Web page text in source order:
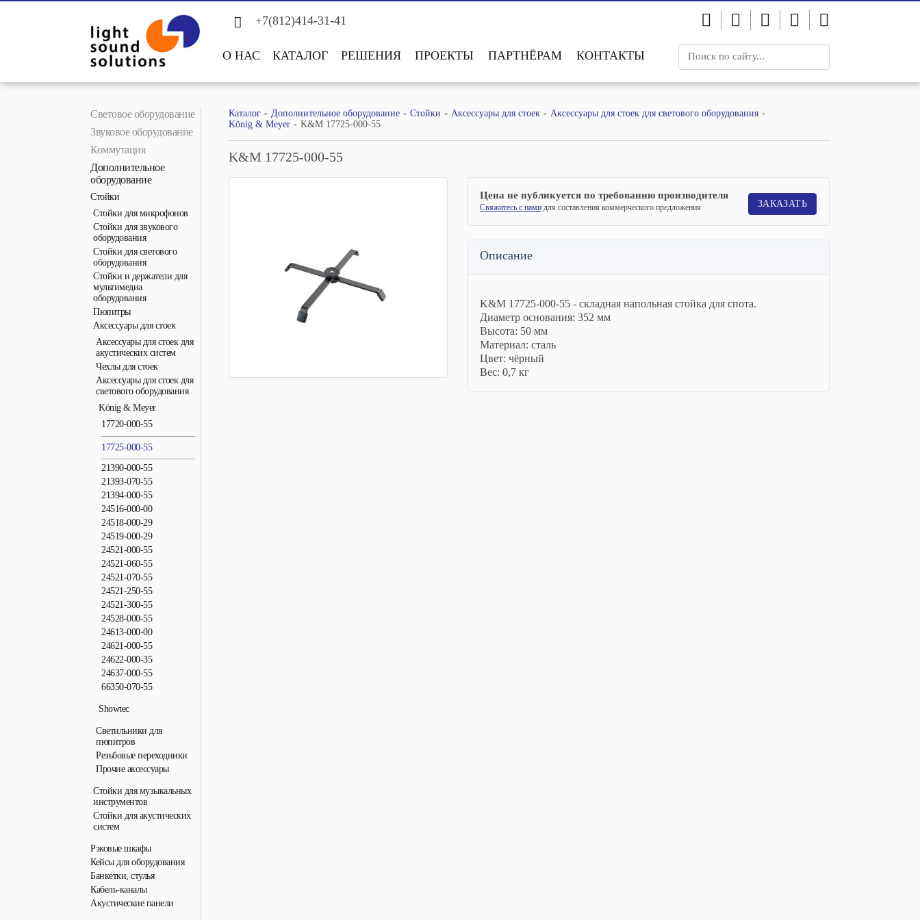
+7(812)414-31-41
О НАС КАТАЛОГ РЕШЕНИЯ ПРОЕКТЫ ПАРТНЁРАМ КОНТАКТЫ
Световое оборудование
Звуковое оборудование
Коммутация
Дополнительное
оборудование
Стойки
Стойки для микрофонов
Стойки для звукового
оборудования
Стойки для светового
оборудования
Стойки и держатели для
мультимедиа
оборудования
Пюпитры
Аксессуары для стоек
Аксессуары для стоек для
акустических систем
Чехлы для стоек
Аксессуары для стоек для
светового оборудования
König & Meyer
17720-000-55
17725-000-55
21390-000-55
21393-070-55
21394-000-55
24516-000-00
24518-000-29
24519-000-29
24521-000-55
24521-060-55
24521-070-55
24521-250-55
24521-300-55
24528-000-55
24613-000-00
24621-000-55
24622-000-35
24637-000-55
66350-070-55
Showtec
Светильники для
пюпитров
Резьбовые переходники
Прочие аксессуары
Стойки для музыкальных
инструментов
Стойки для акустических
систем
Рэковые шкафы
Кейсы для оборудования
Банкетки, стулья
Кабель-каналы
Акустические панели
Каталог Дополнительное оборудование Стойки Аксессуары для стоек
Аксессуары для стоек для светового оборудования
König & Meyer
K&M 17725-000-55
K&M 17725-000-55
Цена не публикуется по требованию производителя
Свяжитесь с намидля составления коммерческого предложения ЗАКАЗАТЬ
Описание
K&M 17725-000-55 - складная напольная стойка для спота.
Диаметр основания: 352 мм
Высота: 50 мм
Материал: сталь
Цвет: чёрный
Вес: 0,7 кг